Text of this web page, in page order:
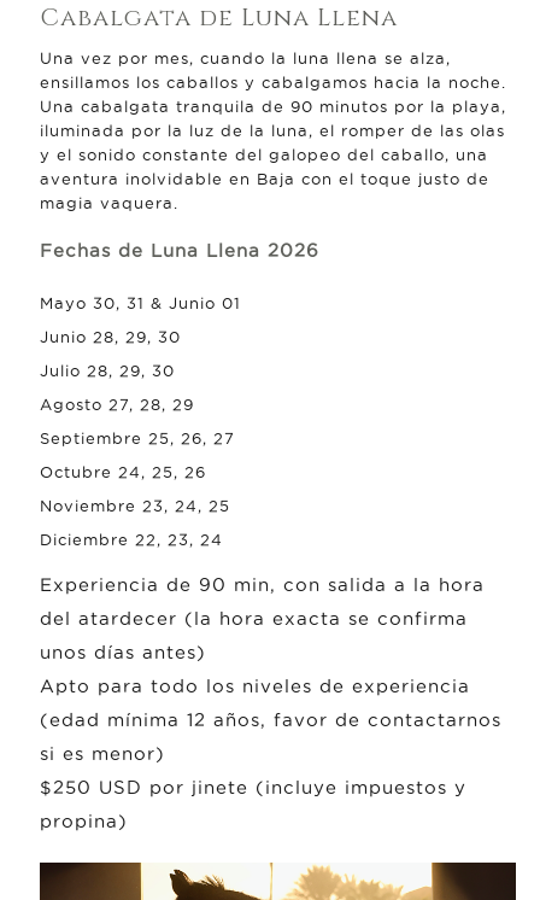
Cabalgata de Luna Llena
Una vez por mes, cuando la luna llena se alza,
ensillamos los caballos y cabalgamos hacia la noche.
Una cabalgata tranquila de 90 minutos por la playa,
iluminada por la luz de la luna, el romper de las olas
y el sonido constante del galopeo del caballo, una
aventura inolvidable en Baja con el toque justo de
magia vaquera.
Fechas de Luna Llena 2026
Mayo 30, 31 & Junio 01
Junio 28, 29, 30
Julio 28, 29, 30
Agosto 27, 28, 29
Septiembre 25, 26, 27
Octubre 24, 25, 26
Noviembre 23, 24, 25
Diciembre 22, 23, 24
Experiencia de 90 min, con salida a la hora
del atardecer (la hora exacta se confirma
unos días antes)
Apto para todo los niveles de experiencia
(edad mínima 12 años, favor de contactarnos
si es menor)
$250 USD por jinete (incluye impuestos y
propina)